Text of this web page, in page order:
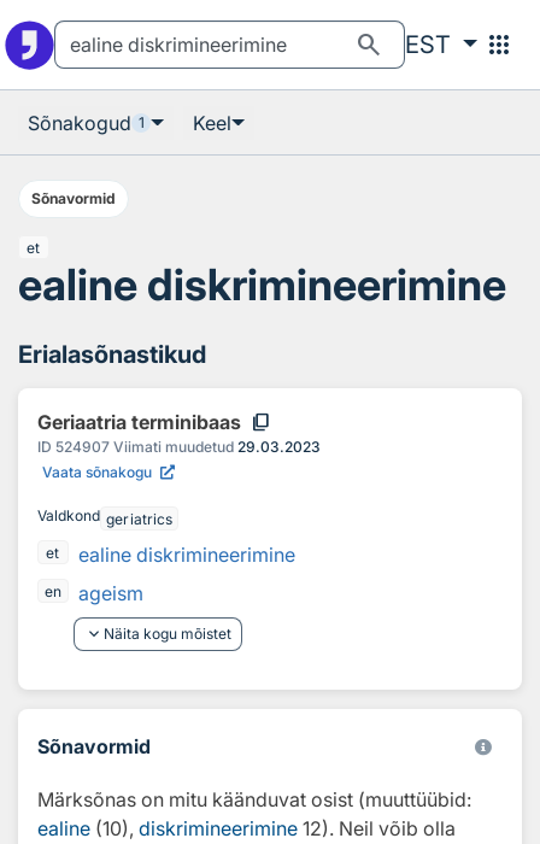
search EST apps
Sõnakogud 1 Keel
Sõnavormid
et
ealine diskrimineerimine
Erialasõnastikud
Geriaatria terminibaas content_copy
ID 524907 Viimati muudetud 29.03.2023
Vaata sõnakogu
Valdkond geriatrics
et
ealine diskrimineerimine
en
ageism
keyboard_arrow_down Näita kogu mõistet
Sõnavormid
Märksõnas on mitu käänduvat osist (muuttüübid:
ealine (10), diskrimineerimine 12). Neil võib olla